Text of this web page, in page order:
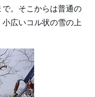
。そこからは普通の
広いコル状の雪の上